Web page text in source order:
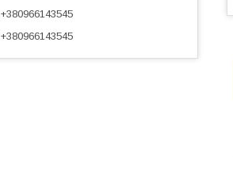
+380966143545
+380966143545